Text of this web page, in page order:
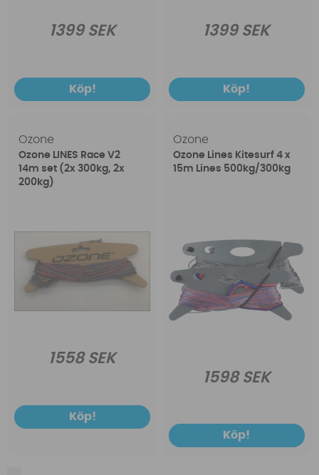
1399 SEK
Köp!
1399 SEK
Köp!
Ozone
Ozone LINES Race V2
14m set (2x 300kg, 2x
200kg)
1558 SEK
Köp!
Ozone
Ozone Lines Kitesurf 4 x
15m Lines 500kg/300kg
1598 SEK
Köp!